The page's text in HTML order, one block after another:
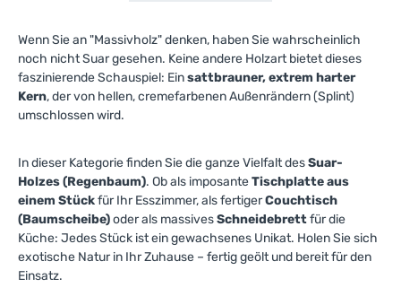
Wenn Sie an "Massivholz" denken, haben Sie wahrscheinlich
noch nicht Suar gesehen. Keine andere Holzart bietet dieses
faszinierende Schauspiel: Einsattbrauner, extrem harter
Kern, der von hellen, cremefarbenen Außenrändern (Splint)
umschlossen wird.
In dieser Kategorie finden Sie die ganze Vielfalt desSuar-
Holzes (Regenbaum). Ob als imposanteTischplatte aus
einem Stückfür Ihr Esszimmer, als fertigerCouchtisch
(Baumscheibe)oder als massivesSchneidebrettfür die
Küche: Jedes Stück ist ein gewachsenes Unikat. Holen Sie sich
exotische Natur in Ihr Zuhause – fertig geölt und bereit für den
Einsatz.